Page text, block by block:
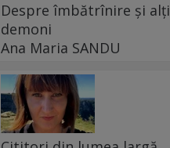
Despre îmbătrînire și alți
demoni
Ana Maria SANDU